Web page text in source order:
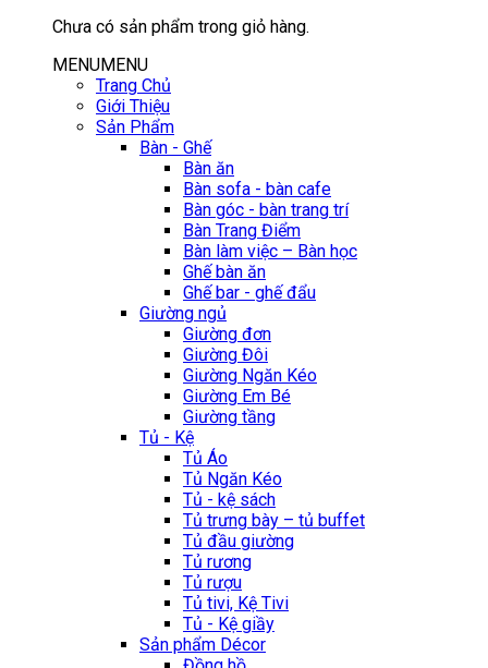
Chưa có sản phẩm trong giỏ hàng.
MENUMENU
Trang Chủ
Giới Thiệu
Sản Phẩm
Bàn - Ghế
Bàn ăn
Bàn sofa - bàn cafe
Bàn góc - bàn trang trí
Bàn Trang Điểm
Bàn làm việc – Bàn học
Ghế bàn ăn
Ghế bar - ghế đẩu
Giường ngủ
Giường đơn
Giường Đôi
Giường Ngăn Kéo
Giường Em Bé
Giường tầng
Tủ - Kệ
Tủ Áo
Tủ Ngăn Kéo
Tủ - kệ sách
Tủ trưng bày – tủ buffet
Tủ đầu giường
Tủ rương
Tủ rượu
Tủ tivi, Kệ Tivi
Tủ - Kệ giầy
Sản phẩm Décor